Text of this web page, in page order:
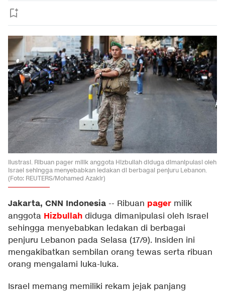
Ilustrasi. Ribuan pager milik anggota Hizbullah diduga dimanipulasi oleh
Israel sehingga menyebabkan ledakan di berbagai penjuru Lebanon.
(Foto: REUTERS/Mohamed Azakir)
Jakarta, CNN Indonesia -- Ribuan pager milik
anggota Hizbullah diduga dimanipulasi oleh Israel
sehingga menyebabkan ledakan di berbagai
penjuru Lebanon pada Selasa (17/9). Insiden ini
mengakibatkan sembilan orang tewas serta ribuan
orang mengalami luka-luka.
Israel memang memiliki rekam jejak panjang